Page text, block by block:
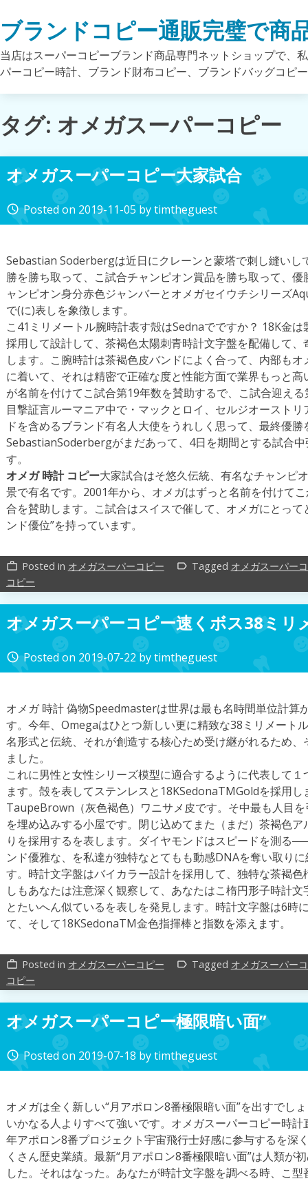
to
content
ブランドコピー通販完璧で商
当店はスーパーコピーブランド商品専門ネットショップで、
パーコピー時計、ブランド財布コピー、ブランドバッグコピ
タグ: オメガスーパーコピー
オメガスーパーコピー大家試合
access_time Posted on 2019-11-05 bytimtheguest
Sebastian Soderbergは近日にクレーンと蒙塔で刺し縫いし
勝を勝ち取って、こ試合チャンピオン賞品を勝ち取って、
ャンピオン身分赤色ジャンバーとオメガセイウチシリーズ
で(に)表しを象徴します。
こ41ミリメートル腕時計表す殻はSednaでですか？ 18K金
採用して設計して、茶褐色太陽刺青時計文字盤を配備して、
します。こ腕時計は茶褐色皮バンドによく合って、内部も
に着いて、それは精密で正確な度と性能方面で業界もっと
が名前を付けてこ試合第19年数を賛助するで、こ試合迎え
目撃証言ルーマニア中で・マックとロイ、セルジオースト
ドを含めるブランド有名人大使をうれしく思って、最終優
SebastianSoderbergがまだあって、4日を期間とする試合
す。
オメガ 時計 コピー大家試合はそ悠久伝統、有名なチャンピ
景で有名です。2001年から、オメガはずっと名前を付けて
合を賛助します。こ試合はスイスで催して、オメガにとっ
ンド優位”を持っています。
work_outline Posted in オメガスーパーコピー label_outline Tagged オメガスーパー
コピー
オメガスーパーコピー速くボス38ミリ
access_time Posted on 2019-07-22 bytimtheguest
オメガ 時計 偽物Speedmasterは世界は最も名時間単位計算
す。今年、Omegaはひとつ新しい更に精致な38ミリメート
名形式と伝統、それが創造する核心ため受け継がれるため
ました。
これに男性と女性シリーズ模型に適合するように代表して１
ます。殻を表してステンレスと18KSedonaTMGoldを採用
TaupeBrown（灰色褐色）ワニサメ皮です。そ中最も人目
を埋め込みする小屋です。閉じ込めてまた（まだ）茶褐色
りを採用するを表します。ダイヤモンドはスピードを測
ンド優雅な、を私達が独特なとてもも動感DNAを奪い取り
す。時計文字盤はバイカラー設計を採用して、独特な茶褐
しもあなたは注意深く観察して、あなたはこ楕円形子時計
とたいへん似ているを表しを発見します。時計文字盤は6時
て、そして18KSedonaTM金色指揮棒と指数を添えます。
work_outline Posted in オメガスーパーコピー label_outline Tagged オメガスーパー
コピー
オメガスーパーコピー極限暗い面”
access_time Posted on 2019-07-18 bytimtheguest
オメガは全く新しい“月アポロン8番極限暗い面”を出すでし
いかなる人よりすべて強いです。オメガスーパーコピー時
年アポロン8番プロジェクト宇宙飛行士好感に参与するを深
くさん歴史業績。最新“月アポロン8番極限暗い面”は人類が
した。それはなった。あなたが時計文字盤を調べる時、こ